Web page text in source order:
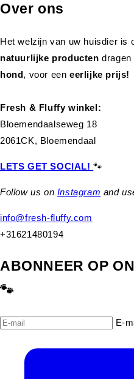
Over ons
Het welzijn van uw huisdier is
natuurlijke productendragen
hond, voor eeneerlijke prijs!
Fresh & Fluffy winkel:
Bloemendaalseweg 18
2061CK, Bloemendaal
LETS GET SOCIAL!🐾
Follow us on Instagram and
info@fresh-fluffy.com
+31621480194
ABONNEER OP
🐾